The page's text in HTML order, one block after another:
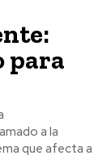
para
a la
que afecta a